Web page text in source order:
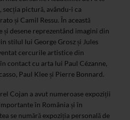
pictură, avându-i ca
și Camil Ressu. În această
și desene reprezentând imagini din
stilul lui George Grosz și Jules
cercurile artistice din
contact cu arta lui Paul Cézanne,
Paul Klee și Pierre Bonnard.
Cojan a avut numeroase expoziții
în România și în
se numără expoziția personală de